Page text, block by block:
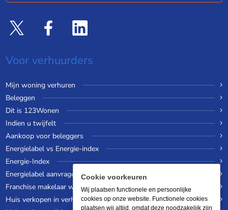
Voor verhuurders
Mijn woning verhuren
Beleggen
Dit is 123Wonen
Indien u twijfelt
Aankoop voor beleggers
Energielabel vs Energie-index
Energie-Index
Energielabel aanvragen
Franchise makelaar worden
Huis verkopen in verhuurde staat
Cookie voorkeuren
Wij plaatsen functionele en persoonlijke
cookies op onze website. Functionele cookies
plaatsen wij altijd, omdat deze noodzakelijk zijn